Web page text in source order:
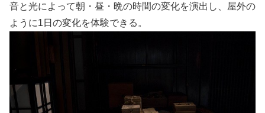
音と光によって朝・昼・晩の時間の変化を演出し、屋外の
ように1日の変化を体験できる。